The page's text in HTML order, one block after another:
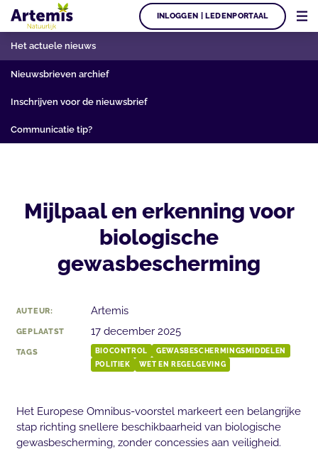
INLOGGEN | LEDENPORTAAL
Het actuele nieuws
Nieuwsbrieven archief
Inschrijven voor de nieuwsbrief
Communicatie tip?
Mijlpaal en erkenning voor
biologische
gewasbescherming
AUTEUR: Artemis
GEPLAATST 17 december 2025
TAGS BIOCONTROL
GEWASBESCHERMINGSMIDDELEN
POLITIEK
WET EN REGELGEVING
Het Europese Omnibus-voorstel markeert een belangrijke
stap richting snellere beschikbaarheid van biologische
gewasbescherming, zonder concessies aan veiligheid.